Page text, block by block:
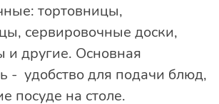
тортовницы,
сервировочные доски,
другие. Основная
- удобство для подачи блюд,
посуде на столе.